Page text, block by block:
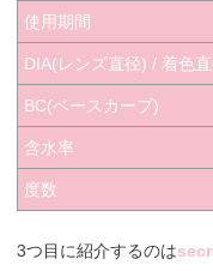
使用期間
DIA(レンズ直径) / 着色
BC(ベースカーブ)
含水率
度数
3つ目に紹介するのは